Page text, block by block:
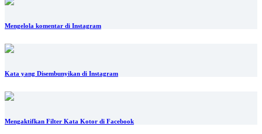
Mengelola komentar di Instagram
Kata yang Disembunyikan di Instagram
Mengaktifkan Filter Kata Kotor di Facebook